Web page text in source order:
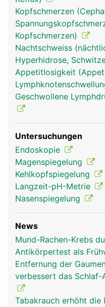
Mittelohr herstellt und
beim Schlucken sorgt.
Rachen Frau
Rachen Mann
Kopfschmerzen
Kopfschmerzen)
Nachtschweiss
Hyperhidrose,
Appetitlosigkeit
Geschwollene
Untersuchungen
Endoskopie
Magenspiegelung
Kehlkopfspiegelung
Langzeit-pH-Metrie
Nasenspiegelung
News
Mund-Rachen-Krebs
Antikörpertest als
Entfernung der
verbessert das
Tabakrauch erhöht die